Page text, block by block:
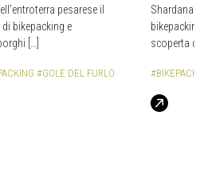
pesarese il
bikepacking e
[…]
#GOLE DEL FURLO
Shardana
scoperta